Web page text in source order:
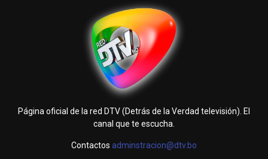
Página oficial de la red DTV (Detrás de la Verdad televisión). El
canal que te escucha.
Contactos adminstracion@dtv.bo